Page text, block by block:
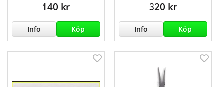
140 kr
Info Köp
320 kr
Info Köp